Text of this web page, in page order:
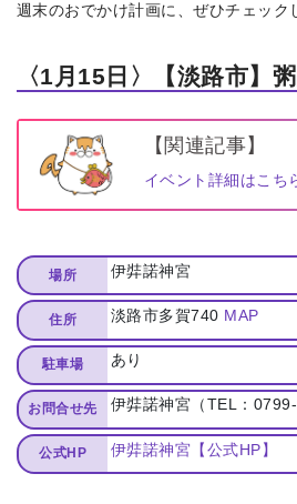
週末のおでかけ計画に、ぜひチェック
〈1月15日〉【淡路市】
【関連記事】
イベント詳細はこち
場所 伊弉諾神宮
住所 淡路市多賀740 MAP
駐車場 あり
お問合せ先 伊弉諾神宮（TEL：0799-
公式HP 伊弉諾神宮【公式HP】